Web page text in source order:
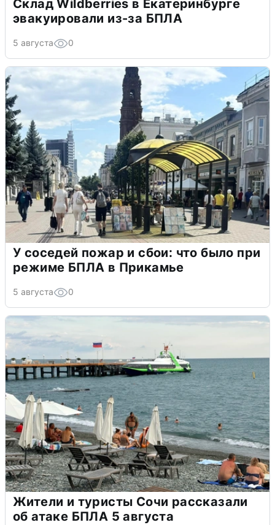
Склад Wildberries в Екатеринбурге
эвакуировали из-за БПЛА
5 августа 0
У соседей пожар и сбои: что было при
режиме БПЛА в Прикамье
5 августа 0
Жители и туристы Сочи рассказали
об атаке БПЛА 5 августа